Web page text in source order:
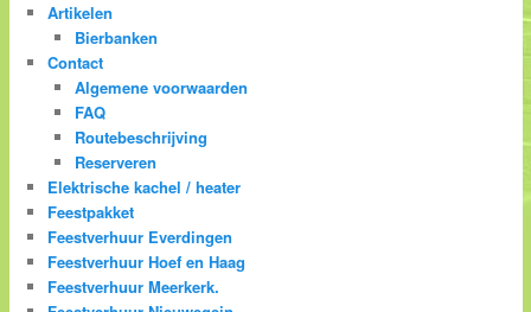
Artikelen
Bierbanken
Contact
Algemene voorwaarden
FAQ
Routebeschrijving
Reserveren
Elektrische kachel / heater
Feestpakket
Feestverhuur Everdingen
Feestverhuur Hoef en Haag
Feestverhuur Meerkerk.